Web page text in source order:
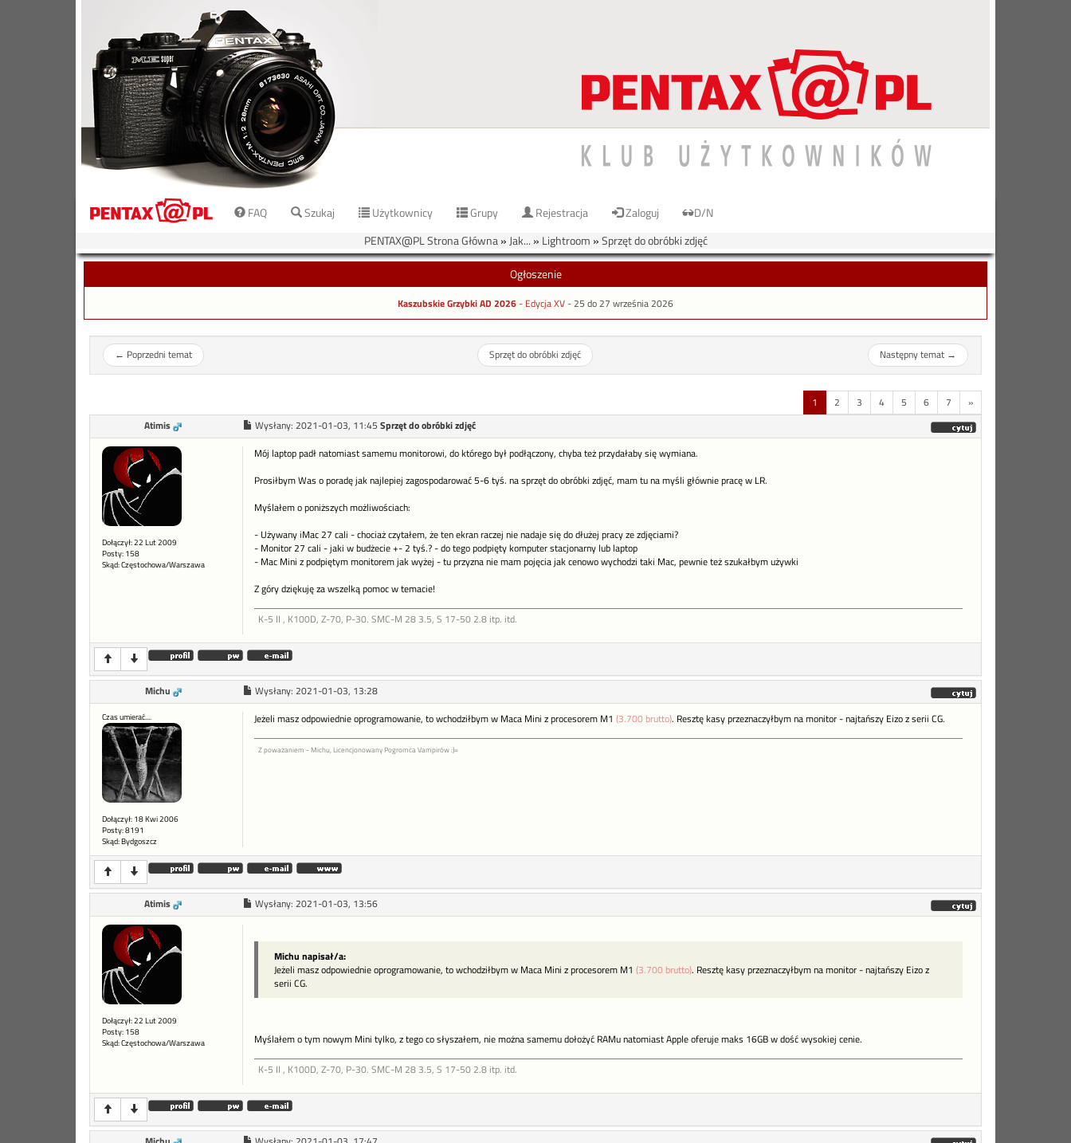
FAQ Szukaj Użytkownicy Grupy Rejestracja Zaloguj
D/N
PENTAX@PL Strona Główna» Jak... » Lightroom »Sprzęt do obróbki zdjęć
Ogłoszenie
Kaszubskie Grzybki AD 2026- Edycja XV -25 do 27 września 2026
← Poprzedni temat Sprzęt do obróbki zdjęć Następny temat→
1 2 3 4 5 6 7 »
Atimis Wysłany: 2021-01-03, 11:45 Sprzęt do obróbki zdjęć
Dołączył: 22 Lut 2009
Posty: 158
Skąd: Częstochowa/Warszawa
Mój laptop padł natomiast samemu monitorowi, do którego był podłączony, chyba też przydałaby się wymiana.
Prosiłbym Was o poradę jak najlepiej zagospodarować 5-6 tyś. na sprzęt do obróbki zdjęć, mam tu na myśli głównie pracę w LR.
Myślałem o poniższych możliwościach:
- Używany iMac 27 cali - chociaż czytałem, że ten ekran raczej nie nadaje się do dłużej pracy ze zdjęciami?
- Monitor 27 cali - jaki w budżecie +- 2 tyś.? - do tego podpięty komputer stacjonarny lub laptop
- Mac Mini z podpiętym monitorem jak wyżej - tu przyzna nie mam pojęcia jak cenowo wychodzi taki Mac, pewnie też szukałbym używki
Z góry dziękuję za wszelką pomoc w temacie!
K-5 II , K100D, Z-70, P-30. SMC-M 28 3.5, S 17-50 2.8 itp. itd.
Michu Wysłany: 2021-01-03, 13:28
Czas umierać....
Dołączył: 18 Kwi 2006
Posty: 8191
Skąd: Bydgoszcz
Jeżeli masz odpowiednie oprogramowanie, to wchodziłbym w Maca Mini z procesorem M1 (3.700 brutto). Resztę kasy przeznaczyłbym na monitor - najtańszy Eizo z serii CG.
Z poważaniem - Michu, Licencjonowany Pogromca Vampirów :)=
Atimis Wysłany: 2021-01-03, 13:56
Dołączył: 22 Lut 2009
Posty: 158
Skąd: Częstochowa/Warszawa
Michu napisał/a:
Jeżeli masz odpowiednie oprogramowanie, to wchodziłbym w Maca Mini z procesorem M1 (3.700 brutto). Resztę kasy przeznaczyłbym na monitor - najtańszy Eizo z
serii CG.
Myślałem o tym nowym Mini tylko, z tego co słyszałem, nie można samemu dołożyć RAMu natomiast Apple oferuje maks 16GB w dość wysokiej cenie.
K-5 II , K100D, Z-70, P-30. SMC-M 28 3.5, S 17-50 2.8 itp. itd.